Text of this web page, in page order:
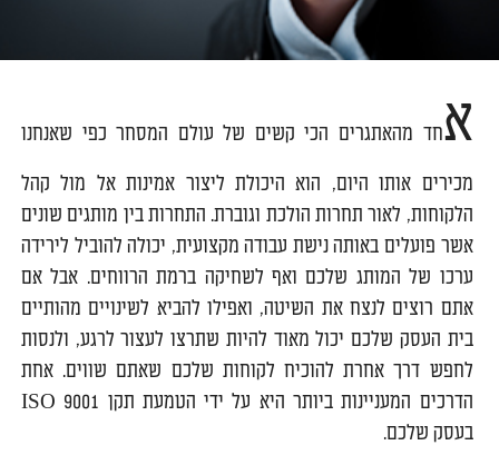
אחד מהאתגרים הכי קשים של עולם המסחר כפי שאנחנו
מכירים אותו היום, הוא היכולת ליצור אמינות אל מול קהל
הלקוחות, לאור תחרות הולכת וגוברת. התחרות בין מותגים שונים
אשר פועלים באותה נישת עבודה מקצועית, יכולה להוביל לירידה
ערכו של המותג שלכם ואף לשחיקה ברמת הרווחים. אבל אם
אתם רוצים לנצח את השיטה, ואפילו להביא לשינויים מהותיים
בית העסק שלכם יכול מאוד להיות שתרצו לעצור לרגע, ולנסות
לחפש דרך אחרת להוכיח לקוחות שלכם שאתם שווים. אחת
הדרכים המעניינות ביותר היא על ידי הטמעת תקן ISO 9001
בעסק שלכם.